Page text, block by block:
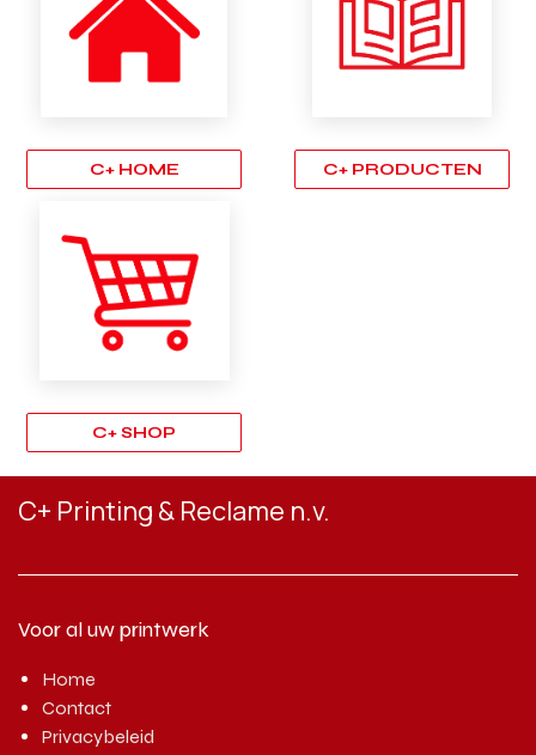
C+ HOME C+ PRODUCTEN
C+ SHOP
C+ Printing & Reclame n.v.
Voor al uw printwerk
Home
Contact
Privacybeleid